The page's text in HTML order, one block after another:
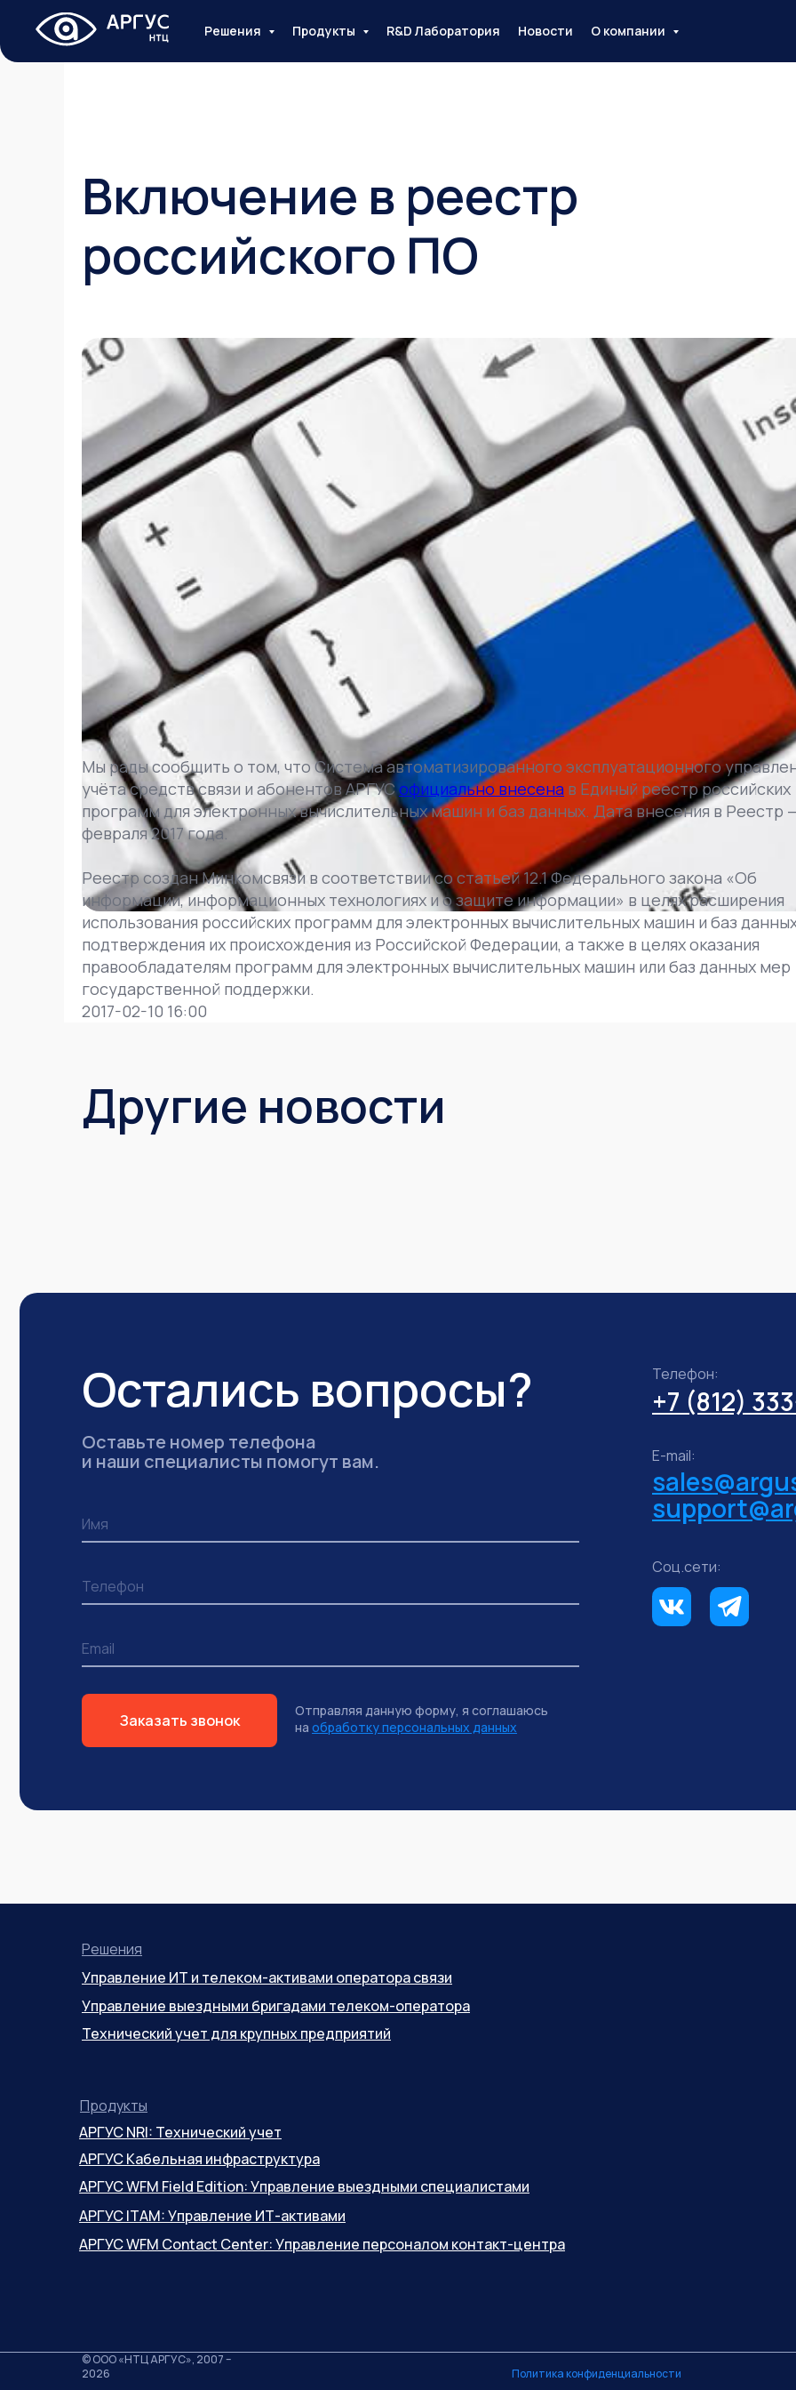
Решения Продукты R&D Лаборатория Новости О компании
Включение в реестр
российского ПО
Мы рады сообщить о том, что Система автоматизированного эксплуатационного
учёта средств связи и абонентов АРГУСофициально внесена в Единый реестр российских
программ для электронных вычислительных машин и баз данных. Дата внесения в Реестр
февраля 2017 года.
Реестр создан Минкомсвязи в соответствии со статьей 12.1 Федерального закона «Об
информации, информационных технологиях и о защите информации» в целях расширения
использования российских программ для электронных вычислительных машин и баз
подтверждения их происхождения из Российской Федерации, а также в целях оказания
правообладателям программ для электронных вычислительных машин или баз данных мер
государственной поддержки.
2017-02-10 16:00
Другие новости
Остались вопросы?
Оставьте номер телефона
и наши специалисты помогут вам.
Заказать звонок
+7 (812)
Телефон:
E-mail:
Соц.сети:
Отправляя данную форму, я соглашаюсь
на обработку персональных данных
Решения
Продукты
Управление ИТ и телеком-активами оператора связи
АРГУС WFM Field Edition: Управление выездными специалистами
Управление выездными бригадами телеком-оператора
АРГУС NRI: Технический учет
АРГУС WFM Contact Center: Управление персоналом контакт-центра
Технический учет для крупных предприятий
АРГУС Кабельная инфраструктура
АРГУС ITAM: Управление ИТ-активами
© ООО «НТЦ АРГУС», 2007 –
2026
Политика конфиденциальности